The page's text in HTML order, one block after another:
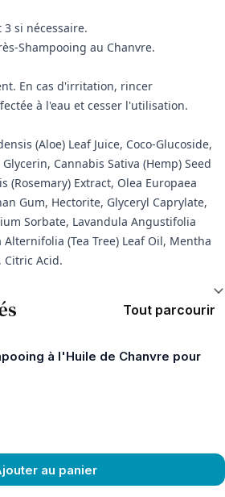
si nécessaire.
Shampooing au Chanvre.
En cas d'irritation, rincer
à l'eau et cesser l'utilisation.
(Aloe) Leaf Juice, Coco-Glucoside,
Cannabis Sativa (Hemp) Seed
(Rosemary) Extract, Olea Europaea
Gum, Hectorite, Glyceryl Caprylate,
Sorbate, Lavandula Angustifolia
(Tea Tree) Leaf Oil, Mentha
Citric Acid.
Tout parcourir
à l'Huile de Chanvre pour
au panier